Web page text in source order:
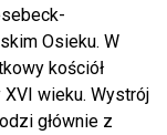
Osieku. W
kościół
XVI wieku. Wystrój
głównie z